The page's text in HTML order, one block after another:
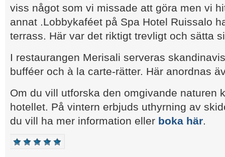
viss något som vi missade att göra men vi
annat .Lobbykaféet på Spa Hotel Ruissalo
terrass. Här var det riktigt trevligt och sätta
I restaurangen Merisali serveras
bufféer och à la carte-rätter. Här anordnas
Om du vill utforska den omgivande naturen
hotellet. På vintern erbjuds uthyrning av
du vill ha mer information eller boka här.